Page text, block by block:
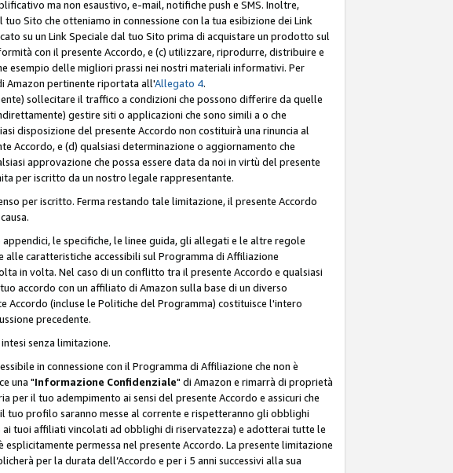
ma non esaustivo, e-mail, notifiche push e SMS. Inoltre,
Sito che otteniamo in connessione con la tua esibizione dei Link
su un Link Speciale dal tuo Sito prima di acquistare un prodotto sul
con il presente Accordo, e (c) utilizzare, riprodurre, distribuire e
esempio delle migliori prassi nei nostri materiali informativi. Per
Amazon pertinente riportata all'Allegato 4.
sollecitare il traffico a condizioni che possono differire da quelle
gestire siti o applicazioni che sono simili a o che
disposizione del presente Accordo non costituirà una rinuncia al
Accordo, e (d) qualsiasi determinazione o aggiornamento che
approvazione che possa essere data da noi in virtù del presente
per iscritto da un nostro legale rappresentante.
per iscritto. Ferma restando tale limitazione, il presente Accordo
le specifiche, le linee guida, gli allegati e le altre regole
caratteristiche accessibili sul Programma di Affiliazione
in volta. Nel caso di un conflitto tra il presente Accordo e qualsiasi
accordo con un affiliato di Amazon sulla base di un diverso
(incluse le Politiche del Programma) costituisce l'intero
precedente.
senza limitazione.
in connessione con il Programma di Affiliazione che non è
una "Informazione Confidenziale" di Amazon e rimarrà di proprietà
per il tuo adempimento ai sensi del presente Accordo e assicuri che
tuo profilo saranno messe al corrente e rispetteranno gli obblighi
tuoi affiliati vincolati ad obblighi di riservatezza) e adotterai tutte le
permessa nel presente Accordo. La presente limitazione
per la durata dell’Accordo e per i 5 anni successivi alla sua